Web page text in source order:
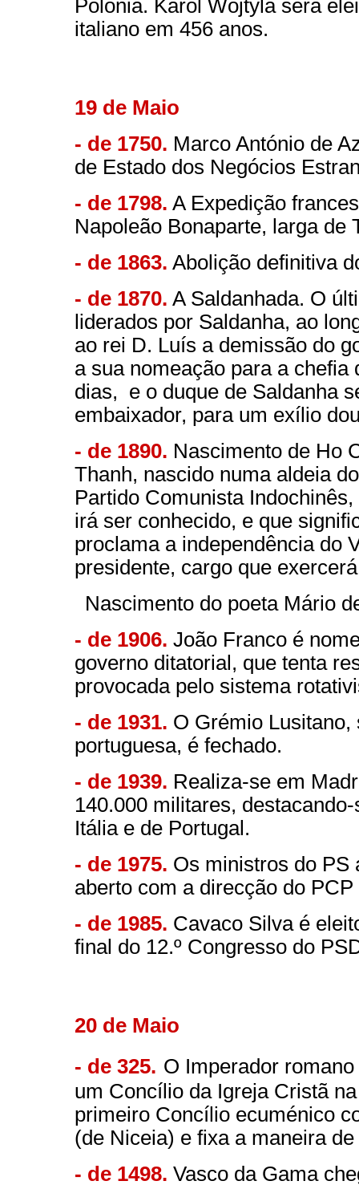
Polónia. Karol Wojtyla será
italiano em 456 anos.
19 de Maio
- de 1750. Marco António de
de Estado dos Negócios
- de 1798. A Expedição
Napoleão Bonaparte, larga de
- de 1863. Abolição definitiva
- de 1870. A Saldanhada. O
liderados por Saldanha, ao
ao rei D. Luís a demissão do
a sua nomeação para a
dias, e o duque de Saldanha
embaixador, para um exílio
- de 1890. Nascimento de Ho
Thanh, nascido numa aldeia
Partido Comunista
irá ser conhecido, e que
proclama a independência do
presidente, cargo que
Nascimento do poeta Mário
- de 1906. João Franco é
governo ditatorial, que tenta
provocada pelo sistema
- de 1931. O Grémio Lusitano,
portuguesa, é fechado.
- de 1939. Realiza-se em
140.000 militares,
Itália e de Portugal.
- de 1975. Os ministros do PS
aberto com a direcção do
- de 1985. Cavaco Silva é
final do 12.º Congresso do
20 de Maio
- de 325. O Imperador
um Concílio da Igreja Cristã
primeiro Concílio ecuménico
(de Niceia) e fixa a maneira
- de 1498. Vasco da Gama